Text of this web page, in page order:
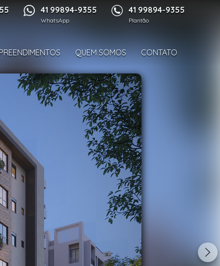
41 99894-9355
WhatsApp
41 99894-9355
Plantão
QUEM SOMOS CONTATO